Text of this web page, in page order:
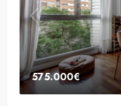
575.000€